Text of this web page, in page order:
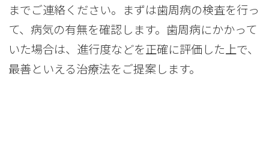
までご連絡ください。まずは歯周病の検査を行っ
て、病気の有無を確認します。歯周病にかかって
いた場合は、進行度などを正確に評価した上で、
最善といえる治療法をご提案します。